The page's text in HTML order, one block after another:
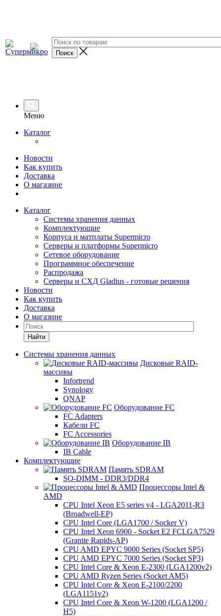
Меню
Каталог
Новости
Как купить
Доставка
О магазине
Каталог
Системы хранения данных
Комплектующие
Корпуса и матплаты Supermicro
Серверы и платформы Supermicro
Сетевое оборудование
Программное обеспечение
Распродажа
Серверы и СХД Gladius - готовые решения
Новости
Как купить
Доставка
О магазине
Найти
Системы хранения данных
Дисковые RAID-
массивы
Infortrend
Synology
QNAP
Оборудование FC
FC Adapters
Кабели FC
FC Accessories
Оборудование IB
IB Cable
Комплектующие
Память SDRAM
SO-DIMM - DDR3/DDR4
Процессоры Intel &
AMD
CPU Intel Xeon E5 series v4 - LGA2011-R3
(Broadwell-EP)
CPU Intel Core (LGA1700 / Socker V)
CPU Intel Xeon 6900 - Socket E2 FCLGA7529
(Granite Rapids-AP)
CPU AMD EPYC 9000 Series (Socket SP5)
CPU AMD EPYC 7000 Series (Socket SP3)
CPU Intel Core & Xeon E-2300 (LGA1200v2)
CPU AMD Ryzen Series (Socket AM5)
CPU Intel Core & Xeon E-2100/2200
(LGA1151v2)
CPU Intel Core & Xeon W-1200 (LGA1200 /
H5)